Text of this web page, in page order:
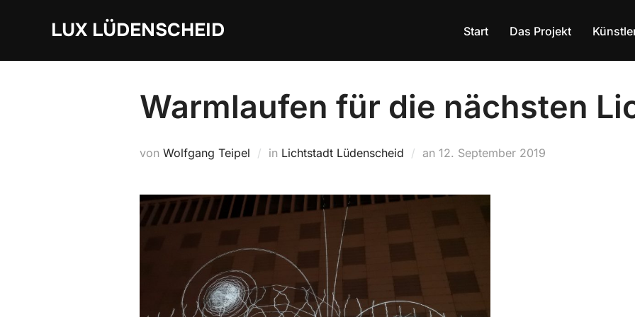
LUX LÜDENSCHEID Start Das Projekt
Warmlaufen für die nächsten
von Wolfgang Teipel in Lichtstadt Lüdenscheid an Veröffentlicht
12. September 2019